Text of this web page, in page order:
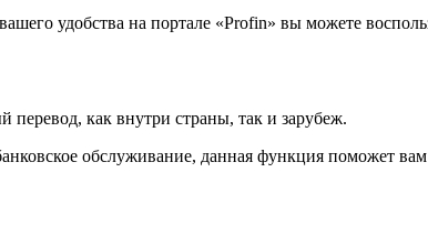
удобства на портале «Profin» вы можете
как внутри страны, так и зарубеж.
обслуживание, данная функция поможет